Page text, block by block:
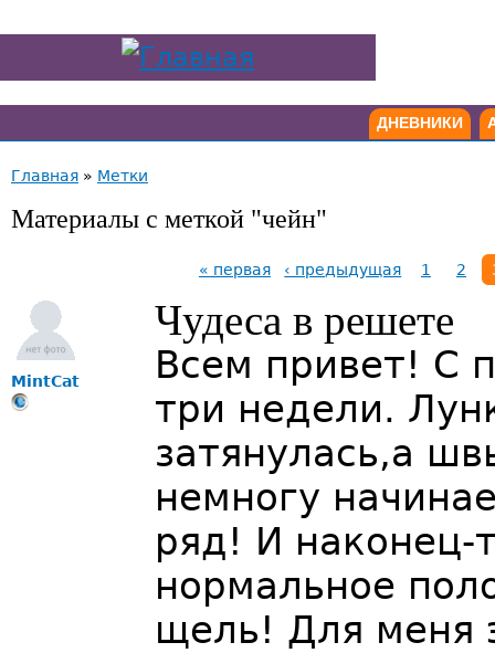
ДНЕВНИКИ
Главная » Метки
Материалы с меткой "чейн"
« первая ‹ предыдущая 1 2
MintCat
Чудеса в решете
Всем привет! С
три недели.
затянулась,а
немногу
ряд! И наконец-
нормальное
щель! Для меня